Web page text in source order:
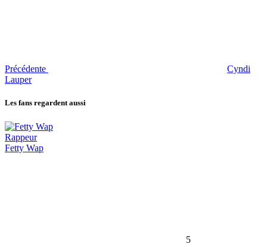
Précédente
Cyndi
Lauper
Les fans regardent aussi
Rappeur
Fetty Wap
5